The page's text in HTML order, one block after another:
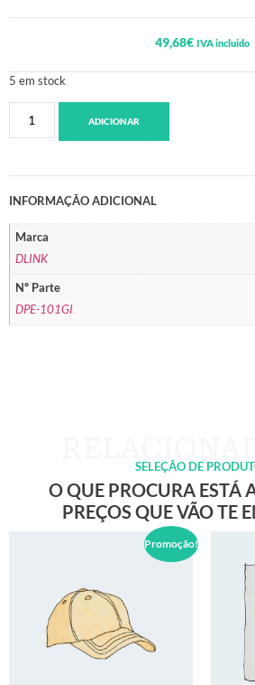
49,68€ IVA incluido
5 em stock
ADICIONAR
INFORMAÇÃO ADICIONAL
Marca
DLINK
Nº Parte
DPE-101GI
SELEÇÃO DE
O QUE PROCURA ESTÁ
PREÇOS QUE VÃO TE
Promoção!